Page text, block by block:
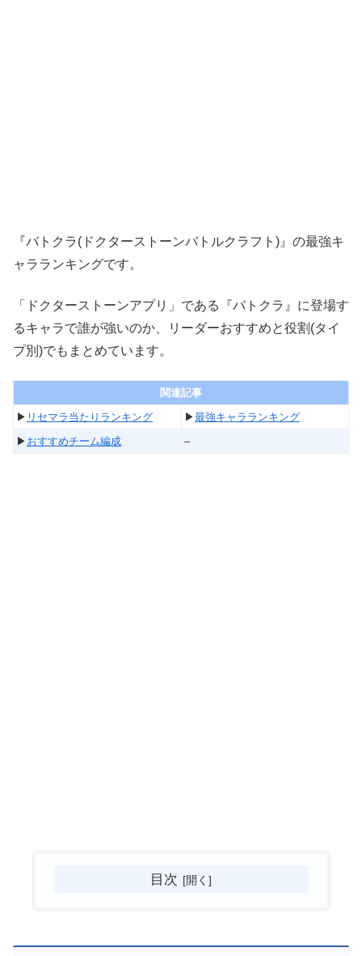
『バトクラ(ドクターストーンバトルクラフト)』の最強キ
ャラランキングです。
「ドクターストーンアプリ」である『バトクラ』に登場す
るキャラで誰が強いのか、リーダーおすすめと役割(タイ
プ別)でもまとめています。
関連記事
▶︎ リセマラ当たりランキング ▶︎最強キャラランキング
▶︎ おすすめチーム編成 –
目次